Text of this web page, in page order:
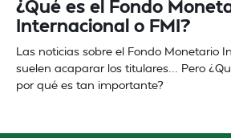
¿Qué es el Fondo
Internacional o FMI?
Las noticias sobre el Fondo Monetario
suelen acaparar los titulares... Pero
por qué es tan importante?